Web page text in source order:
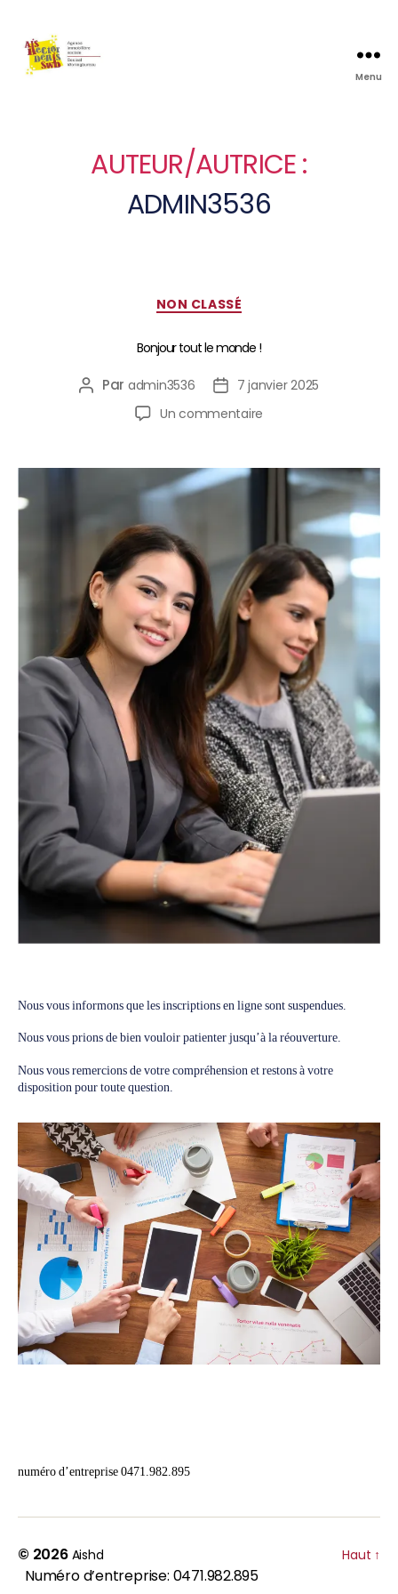
Menu
AUTEUR/AUTRICE :
ADMIN3536
NON CLASSÉ
Bonjour tout le monde !
Par admin3536
7 janvier 2025
Un commentaire
Nous vous informons que les inscriptions en ligne sont suspendues.
Nous vous prions de bien vouloir patienter jusqu’à la réouverture.
Nous vous remercions de votre compréhension et restons à votre
disposition pour toute question.
numéro d’entreprise 0471.982.895
© 2026 Aishd
Numéro d’entreprise: 0471.982.895
Haut ↑